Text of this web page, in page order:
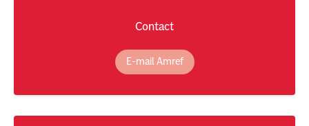
Contact
E-mail Amref